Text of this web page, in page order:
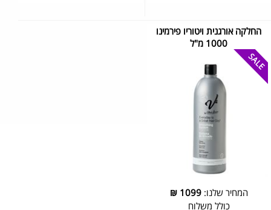
החלקה אורגנית ויטוריו פירמינו
1000 מ"ל
המחיר שלנו:1099
₪
כולל משלוח